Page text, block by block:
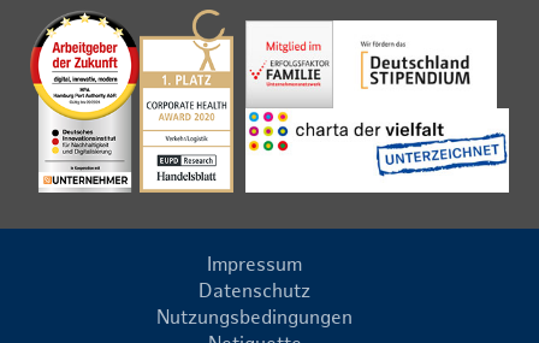
Impressum
Datenschutz
Nutzungsbedingungen